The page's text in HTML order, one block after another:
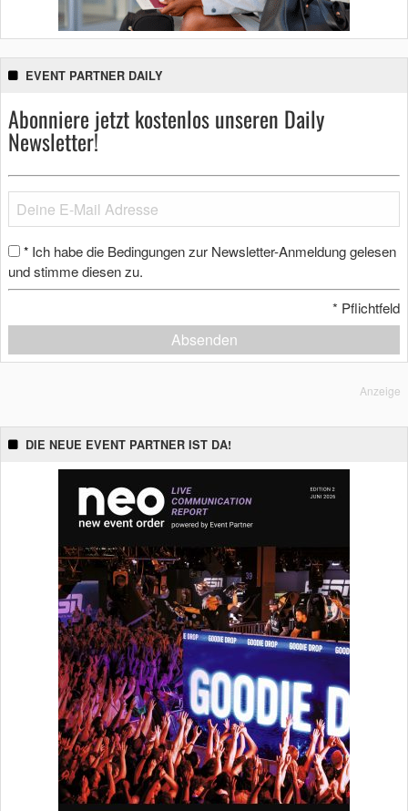
EVENT PARTNER DAILY
Abonniere jetzt kostenlos unseren Daily
Newsletter!
* Ich habe die Bedingungen zur Newsletter-Anmeldung gelesen
und stimme diesen zu.
* Pflichtfeld
Absenden
Anzeige
DIE NEUE EVENT PARTNER IST DA!